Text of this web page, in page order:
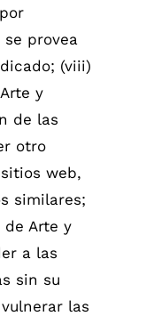
provea
(viii)
y
de las
otro
web,
similares;
Arte y
a las
sin su
las